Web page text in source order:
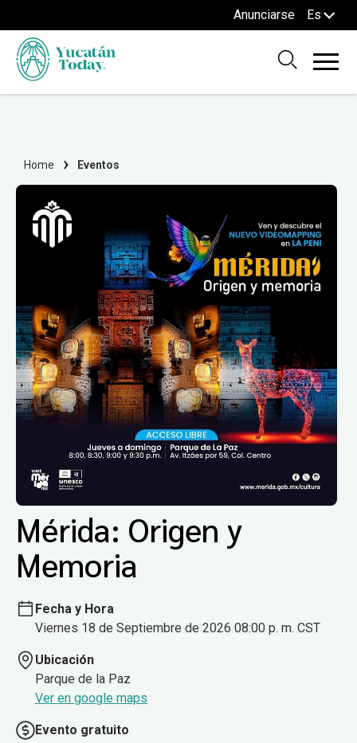
Anunciarse Es
Home Eventos
Mérida: Origen y
Memoria
Fecha y Hora
Viernes 18 de Septiembre de 2026 08:00 p. m. CST
Ubicación
Parque de la Paz
Ver en google maps
Evento gratuito